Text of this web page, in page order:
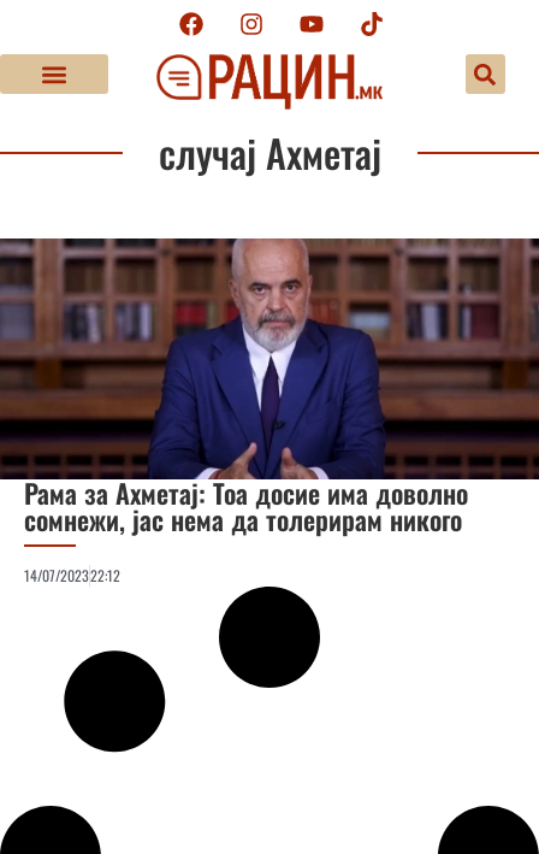
случај Ахметај
Рама за Ахметај: Тоа досие има доволно
сомнежи, јас нема да толерирам никого
14/07/202322:12